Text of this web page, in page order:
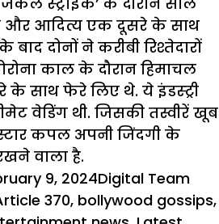
और आदित्य एक दूसरे के साथ
दोनों ने करीबी रिश्तेदारों
काल के दौरान हिमाचल
के साथ फेरे लिए थे. ये इंडस्ट्री
वेडिंग थी. जिसकी तस्वीरें खूब
कपल अपनी जिंदगी के
वाला है.
9, 2024Author
Digital Team
370, bollywood gossips,